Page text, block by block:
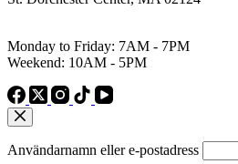
Monday to Friday: 7AM - 7PM
Weekend: 10AM - 5PM
Användarnamn eller e‑postadress